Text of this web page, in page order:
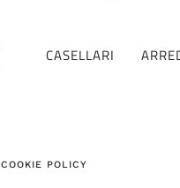
CASELLARI
COOKIE POLICY